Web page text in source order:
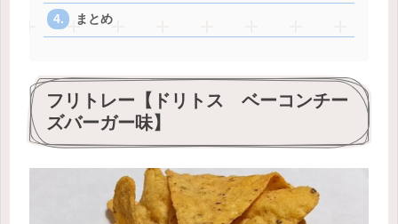
まとめ
フリトレー【ドリトス ベーコンチー
ズバーガー味】